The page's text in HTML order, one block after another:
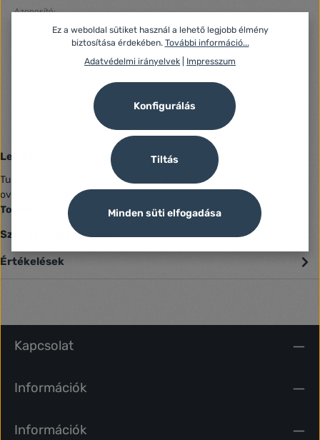
Azonosító:
Fogyasztói jótállás:
Jótállás (Jogi személy):
Leírás
Tulajdonságok: Varróprogramszám: 34 Program leírás: stretch,
overlock, rejtett öltés Gombfelvarrás Gumibevarrás Gomblyukaz…
Továbbiak
Szállítási információk
Értékelések
Kapcsolat
Információk
Információk
Ez a weboldal sütiket használ a lehető legjobb élmény
biztosítása érdekében. További információ...
Adatvédelmi irányelvek
Impresszum
Tiltás
Konfigurálás
Minden süti elfogadása